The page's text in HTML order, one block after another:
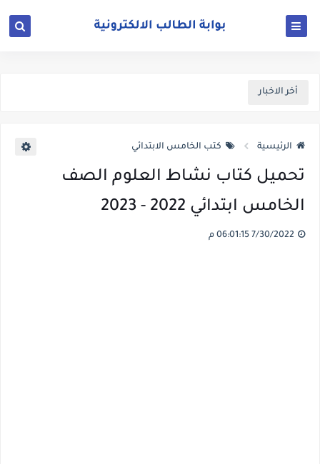
أخر الاخبار
الرئيسية كتب الخامس الابتدائي
تحميل كتاب نشاط العلوم الصف
الخامس ابتدائي 2022 - 2023